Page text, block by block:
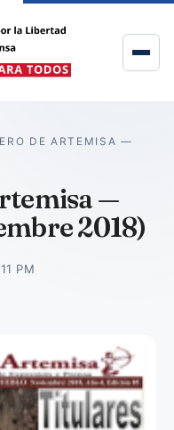
DE ARTEMISA —
—
2018)
PM